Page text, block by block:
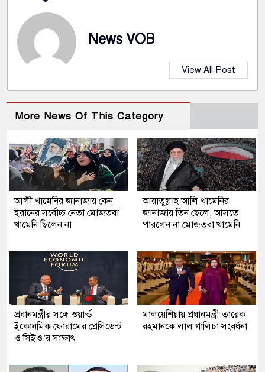
News VOB
View All Post
More News Of This Category
আলী খামেনির জানাজায় কেন
ইরানের সর্বোচ্চ নেতা মোজতবা
খামেনি ছিলেন না
আয়াতুল্লাহ আলি খামেনির
জানাজায় তিন ছেলে, আসতে
পারলেন না মোজতবা খামেনি
প্রধানমন্ত্রীর সঙ্গে ওয়ার্ল্ড
ইকোনমিক ফোরামের প্রেসিডেন্ট
ও সিইও’র সাক্ষাৎ
মালয়েশিয়ায় প্রধানমন্ত্রী তারেক
রহমানকে লাল গালিচা সংবর্ধনা